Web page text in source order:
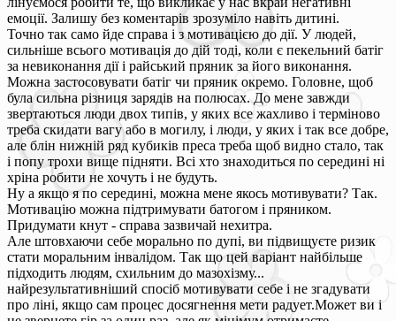
емоції. Залишу без коментарів зрозуміло навіть дитині.
Точно так само йде справа і з мотивацією до дії. У людей,
сильніше всього мотивація до дій тоді, коли є пекельний батіг
за невиконання дії і райський пряник за його виконання.
Можна застосовувати батіг чи пряник окремо. Головне, щоб
була сильна різниця зарядів на полюсах. До мене завжди
звертаються люди двох типів, у яких все жахливо і терміново
треба скидати вагу або в могилу, і люди, у яких і так все добре,
але блін нижній ряд кубиків преса треба щоб видно стало, так
і попу трохи вище підняти. Всі хто знаходиться по середині ні
хріна робити не хочуть і не будуть.
Ну а якщо я по середині, можна мене якось мотивувати? Так.
Мотивацію можна підтримувати батогом і пряником.
Придумати кнут - справа зазвичай нехитра.
Але штовхаючи себе морально по дупі, ви підвищуєте ризик
стати моральним інвалідом. Так що цей варіант найбільше
підходить людям, схильним до мазохізму...
найрезультативніший спосіб мотивувати себе і не згадувати
про ліні, якщо сам процес досягнення мети радует.Может ви і